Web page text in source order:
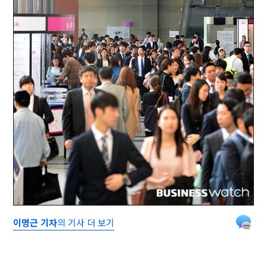
이명근 기자의 기사 더 보기